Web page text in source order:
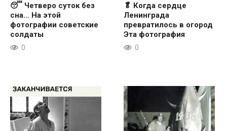
😴 Четверо суток без
сна… На этой
фотографии советские
солдаты
0
🥬 Когда сердце
Ленинграда
превратилось в огород
Эта фотография
0